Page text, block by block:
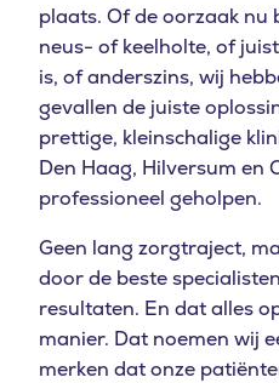
plaats. Of de oorzaak nu
neus- of keelholte, of
is, of anderszins, wij
gevallen de juiste
prettige, kleinschalige
Den Haag, Hilversum en
professioneel geholpen.
Geen lang zorgtraject,
door de beste
resultaten. En dat alles
manier. Dat noemen wij
merken dat onze